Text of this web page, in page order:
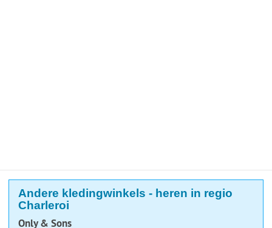
Andere kledingwinkels - heren in regio
Charleroi
Only & Sons